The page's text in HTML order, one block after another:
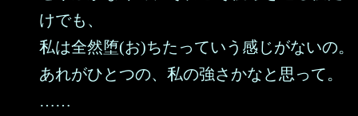
けでも、
私は全然堕(お)ちたっていう感じがないの。
あれがひとつの、私の強さかなと思って。
……